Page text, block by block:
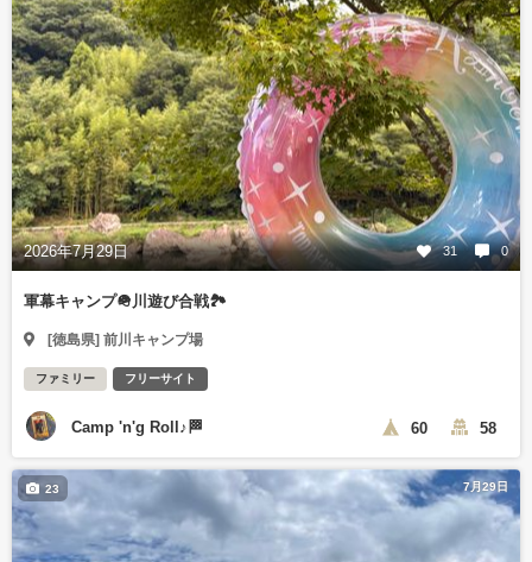
2026年7月29日 31 0
軍幕キャンプ🪖川遊び合戦🏞️
[徳島県] 前川キャンプ場
ファミリー フリーサイト
Camp 'n'g Roll♪🏁 60 58
7月29日
23